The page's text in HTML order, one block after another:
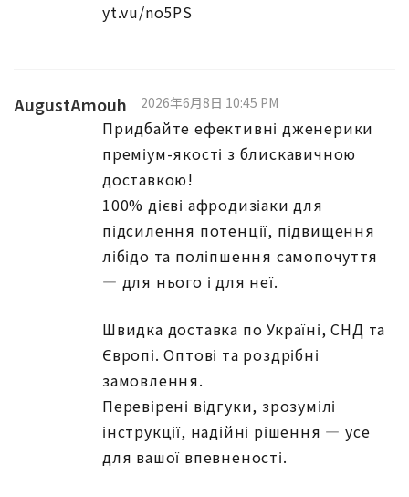
ン
yt.vu/no5PS
AugustAmouh 2026年6月8日 10:45 PM
Придбайте ефективні дженерики
преміум-якості з блискавичною
доставкою!
100% дієві афродизіаки для
підсилення потенції, підвищення
лібідо та поліпшення самопочуття
— для нього і для неї.
Швидка доставка по Україні, СНД та
Європі. Оптові та роздрібні
замовлення.
Перевірені відгуки, зрозумілі
інструкції, надійні рішення — усе
для вашої впевненості.